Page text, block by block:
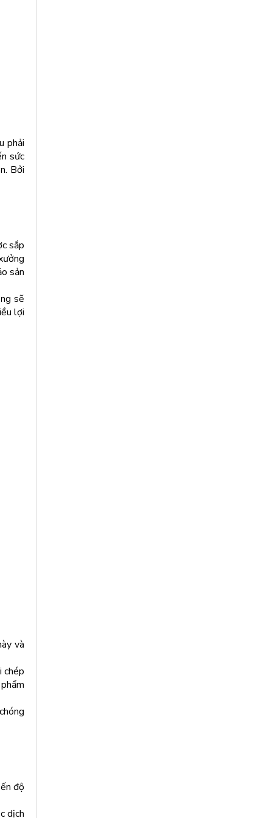
phải
sức
Bởi
sắp
sản
sẽ
lợi
và
chép
độ
dịch